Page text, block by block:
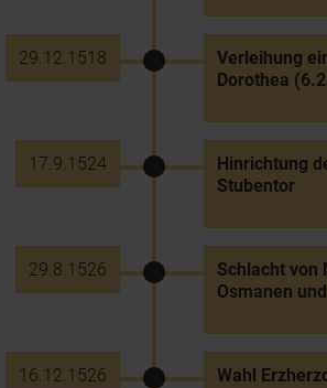
29.12.1518
Verleihung
Dorothea
17.9.1524
Hinrichtung
Stubentor
29.8.1526
Schlacht von
Osmanen
16.12.1526 Wahl